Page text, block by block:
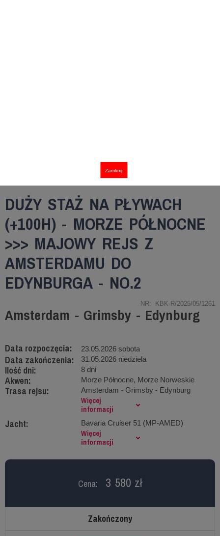
Zamknij
DUŻY STAŻ NA PŁYWACH
(+100H) - MORZE PÓŁNOCNE
>>> MAJOWY REJS Z
AMSTERDAMU DO
EDYNBURGA - NO.2
NR: KBK-R/2025/05/1261
Amsterdam - Grimsby - Edynburg
Data rozpoczęcia: 23.05.2026 sobota
Data zakończenia: 31.05.2026 niedziela
Ilość dni: 8 dni
Akwen: Morze Północne, Morze Norweskie
Trasa rejsu: Amsterdam - Grimsby - Edynburg
Więcej
informacji
Jacht: Bavaria Cruiser 51 (MP-AMED)
Więcej
informacji
Cena: 3 580 zł
Zakończony